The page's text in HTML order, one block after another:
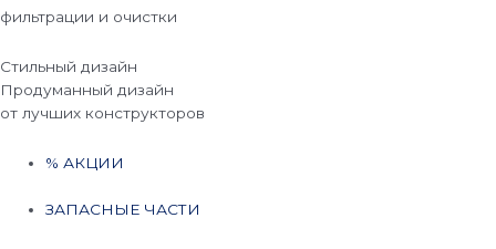
фильтрации и очистки
Стильный дизайн
Продуманный дизайн
от лучших конструкторов
% АКЦИИ
ЗАПАСНЫЕ ЧАСТИ